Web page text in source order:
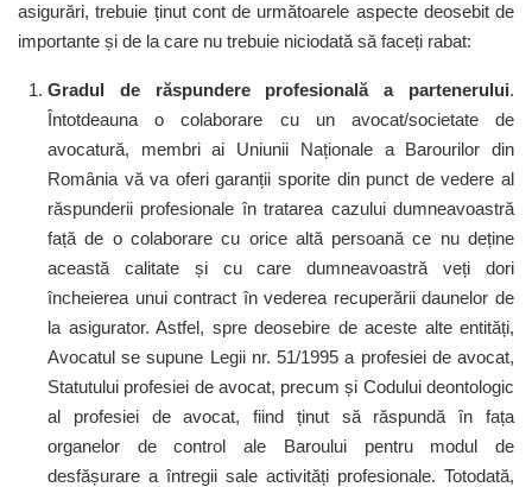
asigurări, trebuie ținut cont de următoarele aspecte deosebit de
importante și de la care nu trebuie niciodată să faceți rabat:
Gradul de răspundere profesională a partenerului.
Întotdeauna o colaborare cu un avocat/societate de
avocatură, membri ai Uniunii Naționale a Barourilor din
România vă va oferi garanții sporite din punct de vedere al
răspunderii profesionale în tratarea cazului dumneavoastră
față de o colaborare cu orice altă persoană ce nu deține
această calitate și cu care dumneavoastră veți dori
încheierea unui contract în vederea recuperării daunelor de
la asigurator. Astfel, spre deosebire de aceste alte entități,
Avocatul se supune Legii nr. 51/1995 a profesiei de avocat,
Statutului profesiei de avocat, precum și Codului deontologic
al profesiei de avocat, fiind ținut să răspundă în fața
organelor de control ale Baroului pentru modul de
desfășurare a întregii sale activități profesionale. Totodată,